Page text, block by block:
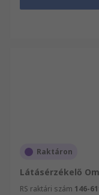
Raktáron
Látásérzékelő
RS raktári szám 146-